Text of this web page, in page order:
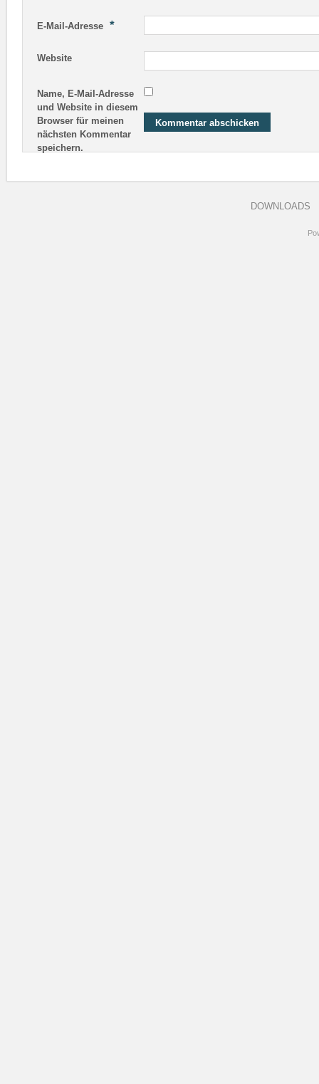
E-Mail-Adresse *
Website
Name, E-Mail-Adresse
und Website in diesem
Browser für meinen
nächsten Kommentar
speichern.
DOWNLOADS